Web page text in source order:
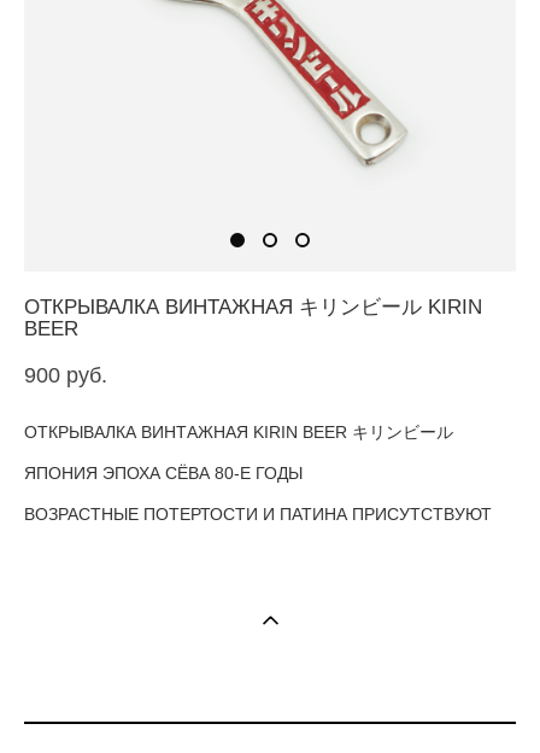
ОТКРЫВАЛКА ВИНТАЖНАЯ キリンビール KIRIN
BEER
900 pуб.
ОТКРЫВАЛКА ВИНТАЖНАЯ KIRIN BEER キリンビール
ЯПОНИЯ ЭПОХА СЁВА 80-Е ГОДЫ
ВОЗРАСТНЫЕ ПОТЕРТОСТИ И ПАТИНА ПРИСУТСТВУЮТ